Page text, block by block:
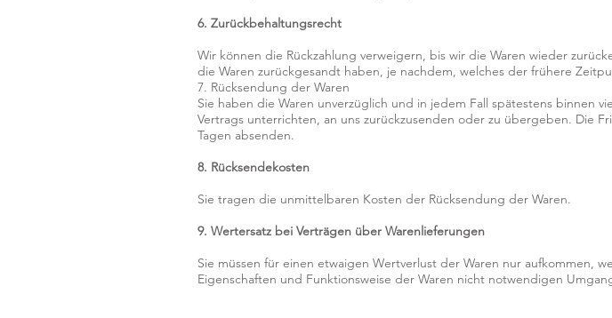
6. Zurückbehaltungsrecht
Wir können die Rückzahlung verweigern, bis wir die Waren wieder
die Waren zurückgesandt haben, je nachdem, welches der frühere
7. Rücksendung der Waren
Sie haben die Waren unverzüglich und in jedem Fall spätestens binnen
Vertrags unterrichten, an uns zurückzusenden oder zu übergeben. Die
Tagen absenden.
8. Rücksendekosten
Sie tragen die unmittelbaren Kosten der Rücksendung der Waren.
9. Wertersatz bei Verträgen über Warenlieferungen
Sie müssen für einen etwaigen Wertverlust der Waren nur aufkommen,
Eigenschaften und Funktionsweise der Waren nicht notwendigen